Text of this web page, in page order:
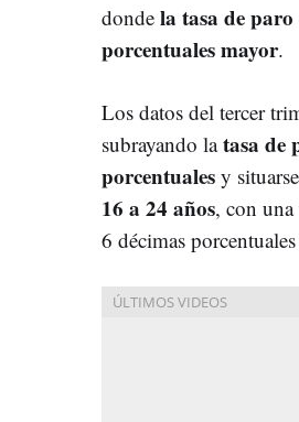
donde la tasa de
porcentuales mayor.
Los datos del tercer
subrayando latasa de
porcentuales y
16 a 24 años, con una
6 décimas